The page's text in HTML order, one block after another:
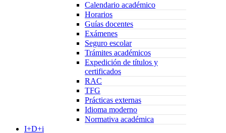
Calendario académico
Horarios
Guías docentes
Exámenes
Seguro escolar
Trámites académicos
Expedición de títulos y
certificados
RAC
TFG
Prácticas externas
Idioma moderno
Normativa académica
I+D+i